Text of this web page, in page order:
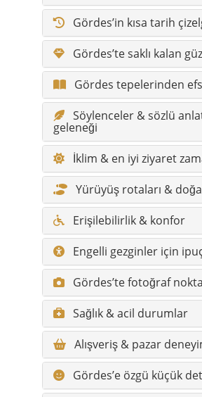
Gördes’in kısa tarih
Gördes’te saklı kalan
Gördes tepelerinden
Söylenceler & sözlü
geleneği
İklim & en iyi ziyaret
Yürüyüş rotaları &
Erişilebilirlik & konfor
Engelli gezginler için
Gördes’te fotoğraf
Sağlık & acil durumlar
Alışveriş & pazar
Gördes’e özgü küçük